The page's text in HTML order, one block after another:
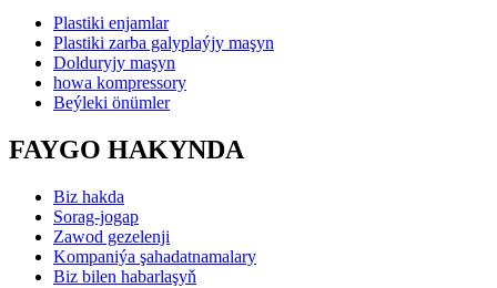
Plastiki enjamlar
Plastiki zarba galyplaýjy maşyn
Dolduryjy maşyn
howa kompressory
Beýleki önümler
FAYGO HAKYNDA
Biz hakda
Sorag-jogap
Zawod gezelenji
Kompaniýa şahadatnamalary
Biz bilen habarlaşyň